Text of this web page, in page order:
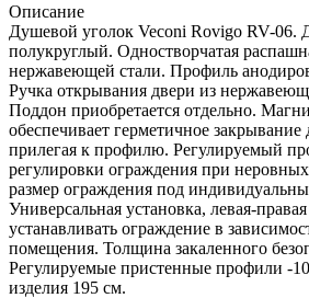
Описание
Душевой уголок Veconi Rovigo RV-06.
полукруглый. Одностворчатая
нержавеющей стали. Профиль
Ручка открывания двери из
Поддон приобретается отдельно.
обеспечивает герметичное закрывание
прилегая к профилю. Регулируемый
регулировки ограждения при
размер ограждения под
Универсальная установка, левая-
устанавливать ограждение в
помещения. Толщина закаленного
Регулируемые пристенные профили -
изделия 195 см.